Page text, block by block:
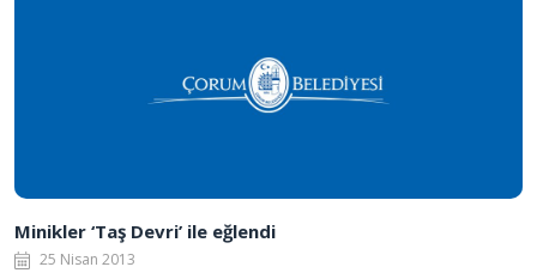
Minikler ‘Taş Devri’ ile eğlendi
25 Nisan 2013